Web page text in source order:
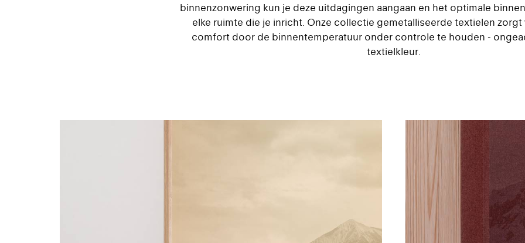
binnenzonwering kun je deze uitdagingen aangaan en het optimale
elke ruimte die je inricht. Onze collectie gemetalliseerde textielen
comfort door de binnentemperatuur onder controle te houden -
textielkleur.